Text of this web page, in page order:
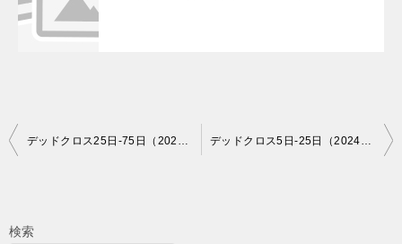
投
ビ
デッドクロス25日-75日（2024-05-17） デッドクロス5日-25日（2024-05-20）
検索